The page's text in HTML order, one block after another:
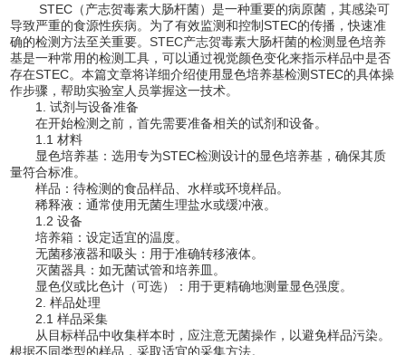
STEC（产志贺毒素大肠杆菌）是一种重要的病原菌，其感染可
导致严重的食源性疾病。为了有效监测和控制STEC的传播，快速准
确的检测方法至关重要。 STEC产志贺毒素大肠杆菌的检测显色培养
基是一种常用的检测工具，可以通过视觉颜色变化来指示样品中是否
存在STEC。本篇文章将详细介绍使用显色培养基检测STEC的具体操
作步骤，帮助实验室人员掌握这一技术。
1. 试剂与设备准备
在开始检测之前，首先需要准备相关的试剂和设备。
1.1 材料
显色培养基：选用专为STEC检测设计的显色培养基，确保其质
量符合标准。
样品：待检测的食品样品、水样或环境样品。
稀释液：通常使用无菌生理盐水或缓冲液。
1.2 设备
培养箱：设定适宜的温度。
无菌移液器和吸头：用于准确转移液体。
灭菌器具：如无菌试管和培养皿。
显色仪或比色计（可选）：用于更精确地测量显色强度。
2. 样品处理
2.1 样品采集
从目标样品中收集样本时，应注意无菌操作，以避免样品污染。
根据不同类型的样品，采取适宜的采集方法。